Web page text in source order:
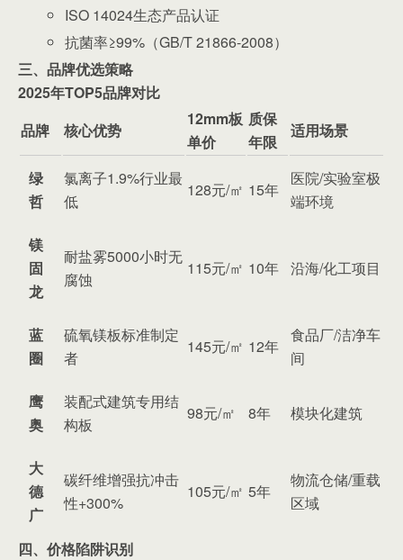
ISO 14024生态产品认证
抗菌率≥99%（GB/T 21866-2008）
三、品牌优选策略
2025年TOP5品牌对比
品牌
核心优势
12mm板
单价
质保
年限
适用场景
绿
哲
氯离子1.9%行业最
低
128元/㎡ 15年
医院/实验室极
端环境
镁
固
龙
耐盐雾5000小时无
腐蚀
115元/㎡ 10年 沿海/化工项目
蓝
圈
硫氧镁板标准制定
者
145元/㎡ 12年
食品厂/洁净车
间
鹰
奥
装配式建筑专用结
构板
98元/㎡ 8年 模块化建筑
大
德
广
碳纤维增强抗冲击
性+300%
105元/㎡ 5年
物流仓储/重载
区域
四、价格陷阱识别